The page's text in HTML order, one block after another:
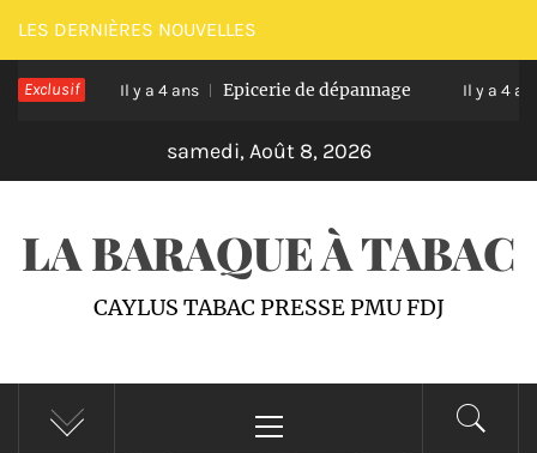
Passer
au
contenu
LES DERNIÈRES NOUVELLES
Exclusif
Caylus Il y a 4 ans Epicerie de dépannage Il y a 4 ans
samedi, Août 8, 2026
LA BARAQUE À TABAC
CAYLUS TABAC PRESSE PMU FDJ
principal